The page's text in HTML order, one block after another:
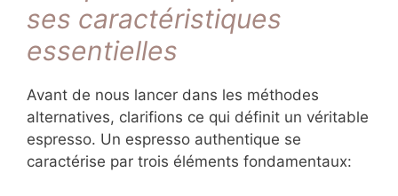
ses caractéristiques
essentielles
Avant de nous lancer dans les méthodes
alternatives, clarifions ce qui définit un véritable
espresso. Un espresso authentique se
caractérise par trois éléments fondamentaux: